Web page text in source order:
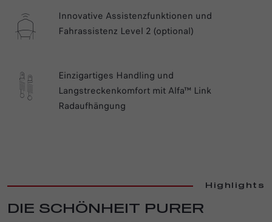
Innovative Assistenzfunktionen und
Fahrassistenz Level 2 (optional)
Einzigartiges Handling und
Langstreckenkomfort mit Alfa™ Link
Radaufhängung
Highlights
DIE SCHÖNHEIT PURER